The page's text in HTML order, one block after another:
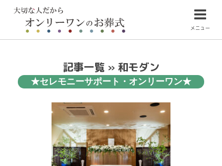
メニュー
記事一覧 » 和モダン
★セレモニーサポート・オンリーワン★